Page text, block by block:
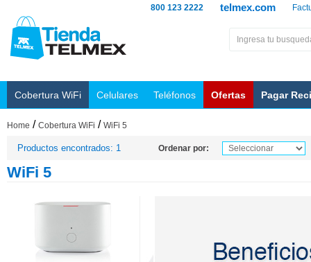
telmex.com
800 123 2222
Cobertura WiFi Celulares Teléfonos Ofertas Pagar
Home / Cobertura WiFi / WiFi 5
Productos encontrados: 1 Ordenar por:
WiFi 5